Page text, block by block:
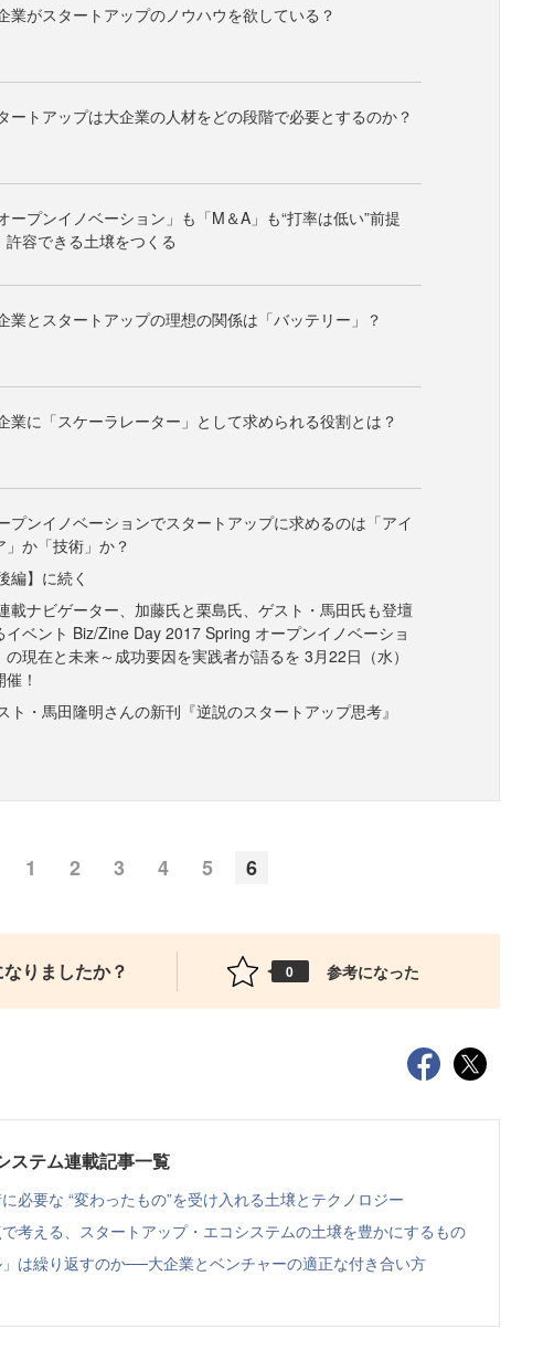
業がスタートアップのノウハウを欲している？
ートアップは大企業の人材をどの段階で必要とするのか？
オープンイノベーション」も「M＆A」も“打率は低い”前提
許容できる土壌をつくる
業とスタートアップの理想の関係は「バッテリー」？
業に「スケーラレーター」として求められる役割とは？
プンイノベーションでスタートアップに求めるのは「アイ
」か「技術」か？
編】に続く
載ナビゲーター、加藤氏と栗島氏、ゲスト・馬田氏も登壇
イベント Biz/Zine Day 2017 Spring オープンイノベーショ
の現在と未来～成功要因を実践者が語るを 3月22日（水）
！
ト・馬田隆明さんの新刊『逆説のスタートアップ思考』
1 2 3 4 5 6
りましたか？ 0 参考になった
ステム連載記事一覧
必要な “変わったもの”を受け入れる土壌とテクノロジー
で考える、スタートアップ・エコシステムの土壌を豊かにするもの
」は繰り返すのか──大企業とベンチャーの適正な付き合い方